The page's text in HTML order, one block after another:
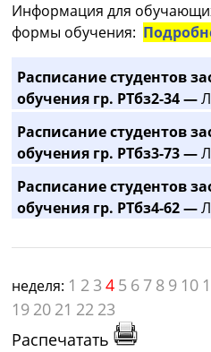
Информация для
формы обучения:
Расписание студентов
обучения гр. РТбз2-34 —
Расписание студентов
обучения гр. РТбз3-73 —
Расписание студентов
обучения гр. РТбз4-62 —
неделя: 1 2 3 4 5 6 7 8 9 10
19 20 21 22 23
Распечатать